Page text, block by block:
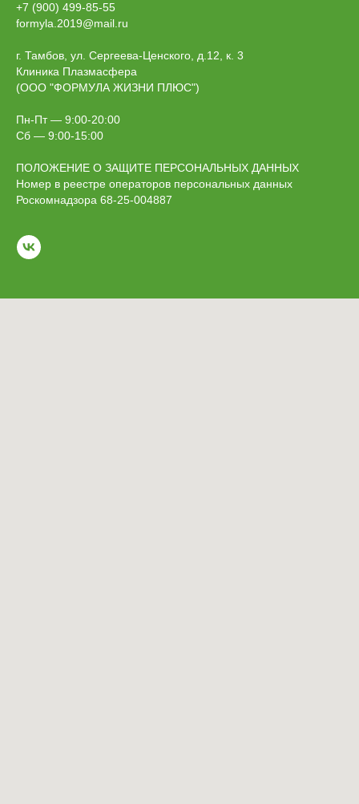
+7 (900) 499-85-55
formyla.2019@mail.ru
г. Тамбов, ул. Сергеева-Ценского, д.12, к. 3
Клиника Плазмасфера
(ООО "ФОРМУЛА ЖИЗНИ ПЛЮС")
Пн-Пт — 9:00-20:00
Сб — 9:00-15:00
ПОЛОЖЕНИЕ О ЗАЩИТЕ ПЕРСОНАЛЬНЫХ ДАННЫХ
Номер в реестре операторов персональных данных
Роскомнадзора 68-25-004887